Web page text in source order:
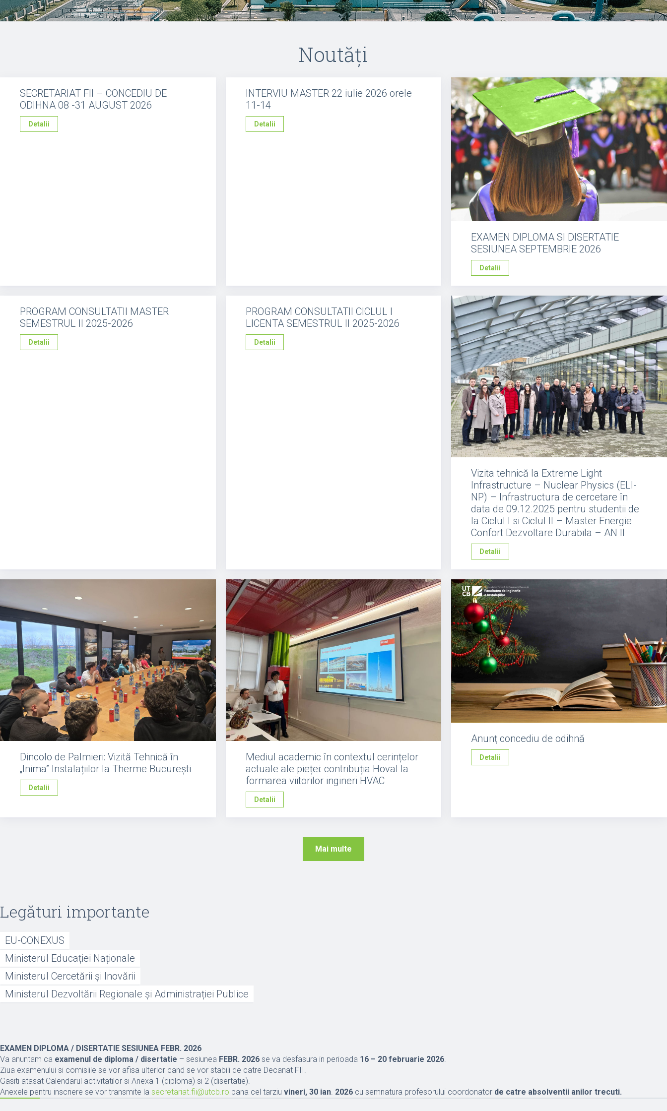
Noutăți
SECRETARIAT FII – CONCEDIU DE
ODIHNA 08 -31 AUGUST 2026
Detalii
INTERVIU MASTER 22 iulie 2026 orele
11-14
Detalii
EXAMEN DIPLOMA SI DISERTATIE
SESIUNEA SEPTEMBRIE 2026
Detalii
PROGRAM CONSULTATII MASTER
SEMESTRUL II 2025-2026
Detalii
PROGRAM CONSULTATII CICLUL I
LICENTA SEMESTRUL II 2025-2026
Detalii
Vizita tehnică la Extreme Light
Infrastructure – Nuclear Physics (ELI-
NP) – Infrastructura de cercetare în
data de 09.12.2025 pentru studentii de
la Ciclul I si Ciclul II – Master Energie
Confort Dezvoltare Durabila – AN II
Detalii
Dincolo de Palmieri: Vizită Tehnică în
„Inima” Instalațiilor la Therme București
Detalii
Mediul academic în contextul cerințelor
actuale ale pieței: contribuția Hoval la
formarea viitorilor ingineri HVAC
Detalii
Anunț concediu de odihnă
Detalii
Mai multe
Legături importante
EU-CONEXUS
Ministerul Educației Naționale
Ministerul Cercetării şi Inovării
Ministerul Dezvoltării Regionale și Administrației Publice
EXAMEN DIPLOMA / DISERTATIE SESIUNEA FEBR. 2026
Va anuntam ca examenul de diploma / disertatie – sesiunea FEBR. 2026 se va desfasura in perioada 16 – 20 februarie 2026.
Ziua examenului si comisiile se vor afisa ulterior cand se vor stabili de catre Decanat FII.
Gasiti atasat Calendarul activitatilor si Anexa 1 (diploma) si 2 (disertatie).
Anexele pentru inscriere se vor transmite la secretariat.fii@utcb.ro pana cel tarziu vineri, 30 ian. 2026 cu semnatura profesorului coordonator de catre absolventii anilor trecuti.